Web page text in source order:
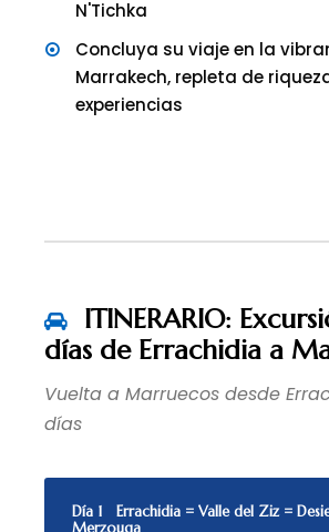
N'Tichka
Concluya su viaje en la
Marrakech, repleta de
experiencias
ITINERARIO:
días de Errachidia a
Vuelta a Marruecos desde
días
Día 1
Errachidia = Valle del Ziz =
Merzouga